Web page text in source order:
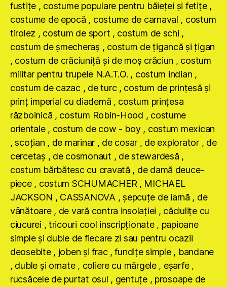
fustiţe , costume populare pentru băieţei şi fetiţe ,
costume de epocă , costume de carnaval , costum
tirolez , costum de sport , costum de schi ,
costum de şmecheraş , costum de ţigancă şi ţigan
, costum de crăciuniţă şi de moş crăciun , costum
militar pentru trupele N.A.T.O. , costum indian ,
costum de cazac , de turc , costum de prinţesă şi
prinţ imperial cu diademă , costum prinţesa
războinică , costum Robin-Hood , costume
orientale , costum de cow - boy , costum mexican
, scoţian , de marinar , de cosar , de explorator , de
cercetaş , de cosmonaut , de stewardesă ,
costum bărbătesc cu cravată , de damă deuce-
piece , costum SCHUMACHER , MICHAEL
JACKSON , CASSANOVA , şepcuţe de iarnă , de
vânătoare , de vară contra insolaţiei , căciuliţe cu
ciucurei , tricouri cool inscripţionate , papioane
simple şi duble de fiecare zi sau pentru ocazii
deosebite , joben şi frac , fundiţe simple , bandane
, duble şi ornate , coliere cu mărgele , eşarfe ,
rucsăcele de purtat osul , gentuţe , prosoape de